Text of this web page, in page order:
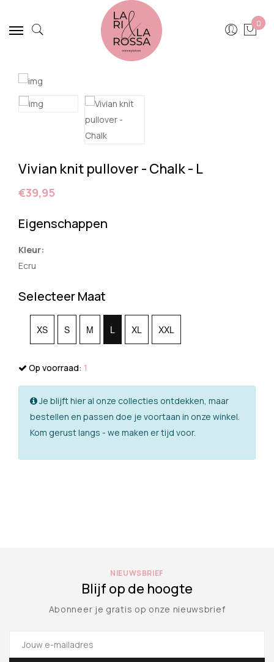
0
Vivian knit pullover - Chalk - L
€39,95
Eigenschappen
Kleur:
Ecru
Selecteer Maat
XS S M L XL XXL
Op voorraad: 1
Je blijft hier al onze collecties ontdekken, maar
bestellen en passen doe je voortaan in onze winkel.
Kom gerust langs - we maken er tijd voor.
NIEUWSBRIEF
Blijf op de hoogte
Abonneer je gratis op onze nieuwsbrief